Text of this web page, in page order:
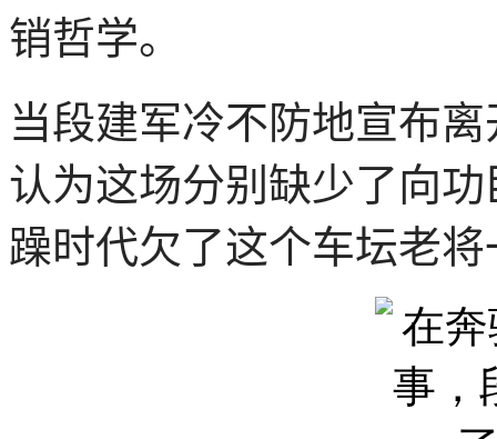
销哲学。
当段建军冷不防地宣布
认为这场分别缺少了向
躁时代欠了这个车坛老